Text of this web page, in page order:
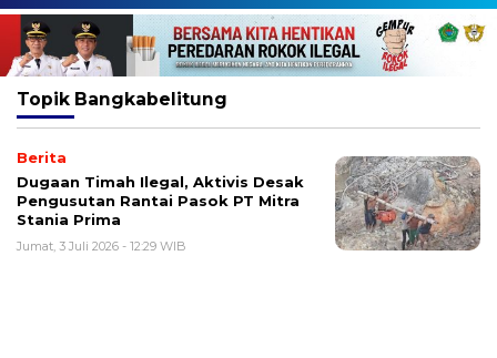
Topik Bangkabelitung
Berita
Dugaan Timah Ilegal, Aktivis Desak
Pengusutan Rantai Pasok PT Mitra
Stania Prima
Jumat, 3 Juli 2026 - 12:29 WIB